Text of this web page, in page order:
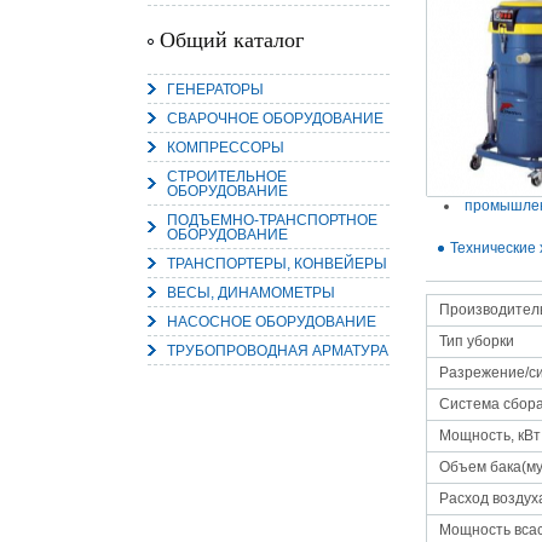
Общий каталог
ГЕНЕРАТОРЫ
СВАРОЧНОЕ ОБОРУДОВАНИЕ
КОМПРЕССОРЫ
СТРОИТЕЛЬНОЕ
ОБОРУДОВАНИЕ
ПОДЪЕМНО-ТРАНСПОРТНОЕ
ОБОРУДОВАНИЕ
ТРАНСПОРТЕРЫ, КОНВЕЙЕРЫ
ВЕСЫ, ДИНАМОМЕТРЫ
НАСОСНОЕ ОБОРУДОВАНИЕ
ТРУБОПРОВОДНАЯ АРМАТУРА
Технические
Тип уборки
Разрежение/
Система
Мощность, кВт
Объем
Расход
Мощность